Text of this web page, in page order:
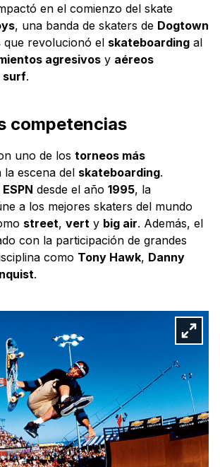
en el comienzo del skate
, una banda de skaters de Dogtown
que revolucionó el skateboarding al
agresivos y aéreos
surf.
competencias
uno de los torneos más
la escena del skateboarding.
ESPN desde el año 1995, la
a los mejores skaters del mundo
street, vert y big air. Además, el
con la participación de grandes
como Tony Hawk, Danny
.